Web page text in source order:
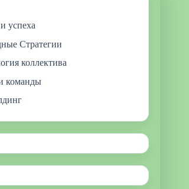
успеха
Стратегии
коллектива
команды